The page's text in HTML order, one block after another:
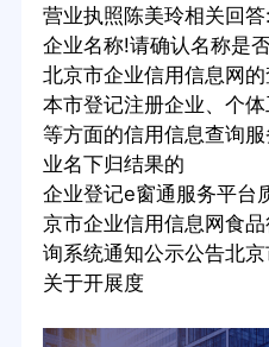
营业执照陈美玲相关回
企业名称!请确认名称是
北京市企业信用信息网
本市登记注册企业、个
等方面的信用信息查询
业名下归结果的
企业登记e窗通服务平台
京市企业信用信息网食
询系统通知公示公告北
关于开展度